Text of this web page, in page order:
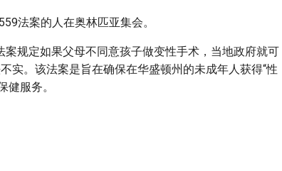
法案的人在奥林匹亚集会。
案规定如果父母不同意孩子做变性手术，当地政府就可
实。该法案是旨在确保在华盛顿州的未成年人获得“性
健服务。